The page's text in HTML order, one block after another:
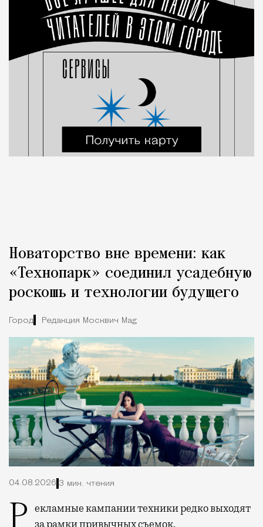
Новаторство вне времени: как
«Технопарк» соединил усадебную
роскошь и технологии будущего
Город Редакция Москвич Mag
04.08.2026 3 мин. чтения
за рамки привычных съемок,